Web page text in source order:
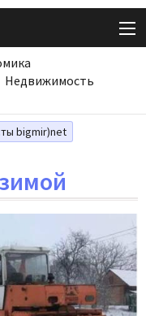
Недвижимость
bigmir)net